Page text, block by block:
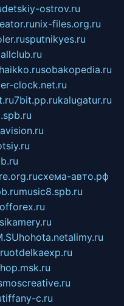
detskiy-ostrov.ru
nix-files.org.ru
sputnikyes.ru
haikko.rusobakopedia.ru
clock.net.ru
7bit.pp.rukalugatur.ru
схема-авто.рф
music8.spb.ru
hohota.netalimy.ru
otdelkaexp.ru
tiffany-c.ru